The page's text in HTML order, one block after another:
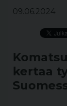
09.06.2024
kertaa